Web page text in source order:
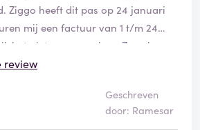
Ziggo heeft dit pas op 24 januari
mij een factuur van 1 t/m 24
het niet mee eens ben. Zowel
zijn niet voor rede vatbaar
review
Geschreven
door: Ramesar